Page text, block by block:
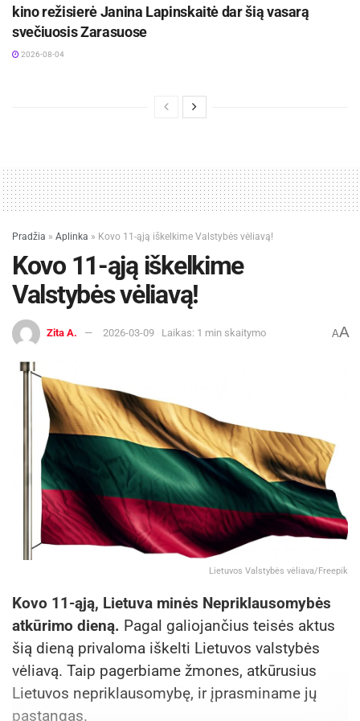
kino režisierė Janina Lapinskaitė dar šią vasarą
svečiuosis Zarasuose
2026-08-04
Pradžia » Aplinka » Kovo 11-ąją iškelkime Valstybės vėliavą!
Kovo 11-ąją iškelkime
Valstybės vėliavą!
Zita A. 2026-03-09 Laikas: 1 min skaitymo AA
Lietuvos Valstybės vėliava/Freepik
Kovo 11-ąją, Lietuva minės Nepriklausomybės
atkūrimo dieną. Pagal galiojančius teisės aktus
šią dieną privaloma iškelti Lietuvos valstybės
vėliavą. Taip pagerbiame žmones, atkūrusius
Lietuvos nepriklausomybę, ir įprasminame jų
pastangas.